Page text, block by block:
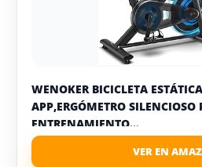
WENOKER BICICLETA
APP,ERGÓMETRO SILENCIOSO
ENTRENAMIENTO...